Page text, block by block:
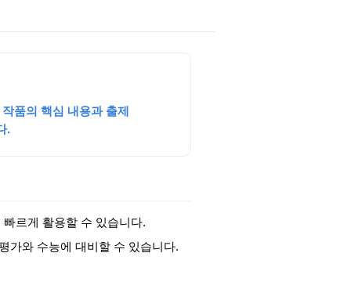
품의 핵심 내용과 출제
.
르게 활용할 수 있습니다.
가와 수능에 대비할 수 있습니다.